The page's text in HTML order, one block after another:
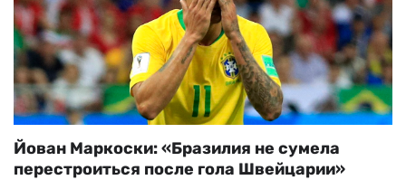
Йован Маркоски: «Бразилия не сумела
перестроиться после гола Швейцарии»